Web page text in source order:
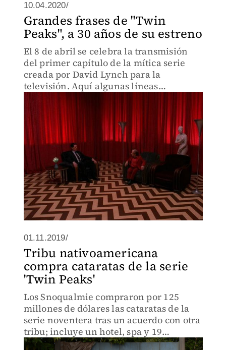
10.04.2020/
Grandes frases de "Twin
Peaks", a 30 años de su estreno
El 8 de abril se celebra la transmisión
del primer capítulo de la mítica serie
creada por David Lynch para la
televisión. Aquí algunas líneas
imborrables.
01.11.2019/
Tribu nativoamericana
compra cataratas de la serie
'Twin Peaks'
Los Snoqualmie compraron por 125
millones de dólares las cataratas de la
serie noventera tras un acuerdo con otra
tribu; incluye un hotel, spa y 19
hectáreas.